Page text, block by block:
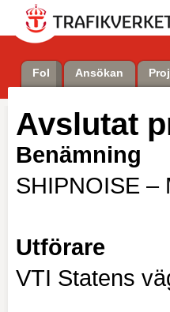
FoI Ansökan
Avslutat
Benämning
SHIPNOISE –
Utförare
VTI Statens